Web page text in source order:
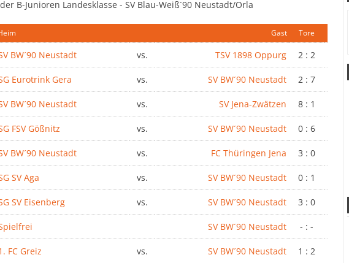
B-Junioren Landesklasse - SV Blau-Weiß´90 Neustadt/Orla
Gast Tore
BW´90 Neustadt vs. TSV 1898 Oppurg 2 : 2
Eurotrink Gera vs. SV BW´90 Neustadt 2 : 7
BW´90 Neustadt vs. SV Jena-Zwätzen 8 : 1
FSV Gößnitz vs. SV BW´90 Neustadt 0 : 6
BW´90 Neustadt vs. FC Thüringen Jena 3 : 0
SV Aga vs. SV BW´90 Neustadt 0 : 1
SV Eisenberg vs. SV BW´90 Neustadt 3 : 0
SV BW´90 Neustadt - : -
FC Greiz vs. SV BW´90 Neustadt 1 : 2